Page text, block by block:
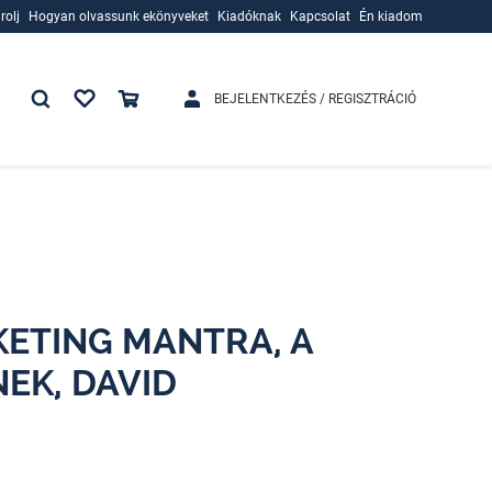
Hogyan olvassunk ekönyveket
Kiadóknak
Kapcsolat Én kiadom
BEJELENTKEZÉS / REGISZTRÁCIÓ
MANTRA, A
DAVID